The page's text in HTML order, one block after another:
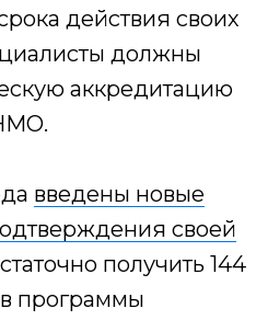
действия своих
должны
аккредитацию
введены новые
своей
получить 144
программы